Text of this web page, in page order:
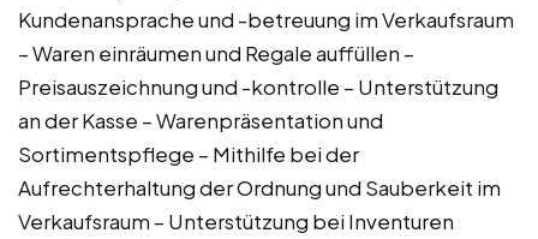
Kundenansprache und -betreuung im Verkaufsraum
– Waren einräumen und Regale auffüllen –
Preisauszeichnung und -kontrolle – Unterstützung
an der Kasse – Warenpräsentation und
Sortimentspflege – Mithilfe bei der
Aufrechterhaltung der Ordnung und Sauberkeit im
Verkaufsraum – Unterstützung bei Inventuren